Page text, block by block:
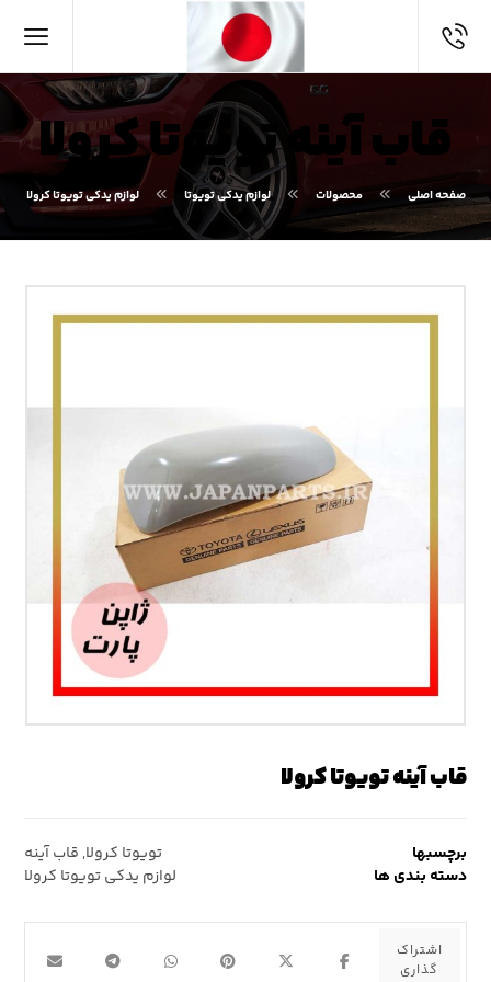
قاب آینه تویوتا کرولا
صفحه اصلی محصولات لوازم یدکی تویوتا لوازم یدکی تویوتا کرولا
قاب آینه تویوتا کرولا
برچسبها تویوتا کرولا, قاب آینه
دسته بندی ها
لوازم یدکی تویوتا کرولا